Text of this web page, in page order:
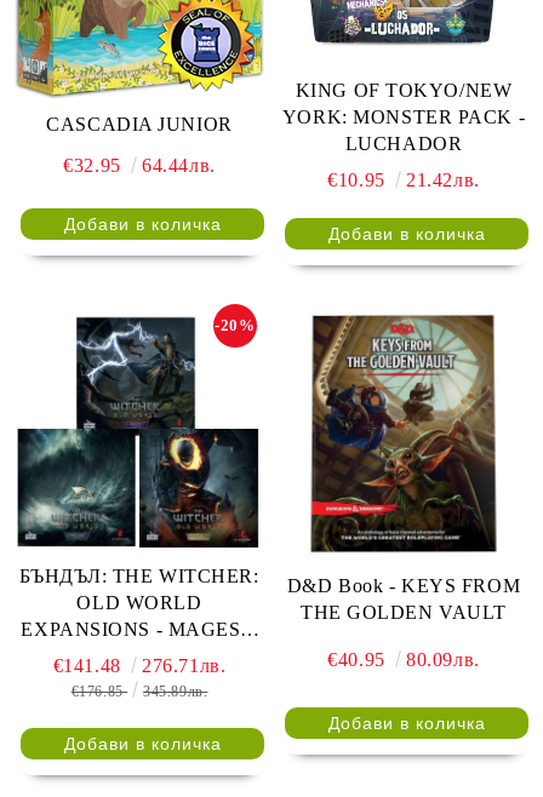
CASCADIA JUNIOR
€32.95
64.44лв.
KING OF TOKYO/NEW
YORK: MONSTER PACK -
LUCHADOR
€10.95
21.42лв.
БЪНДЪЛ: THE WITCHER:
OLD WORLD
EXPANSIONS - MAGES +
SKELLIGE + LEGENDARY
HUNT
-20%
€141.48 276.71лв.
€176.85 345.89лв.
D&D Book - KEYS FROM
THE GOLDEN VAULT
€40.95 80.09лв.